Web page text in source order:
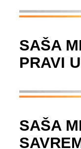
SAŠA
PRAVI
SAŠA